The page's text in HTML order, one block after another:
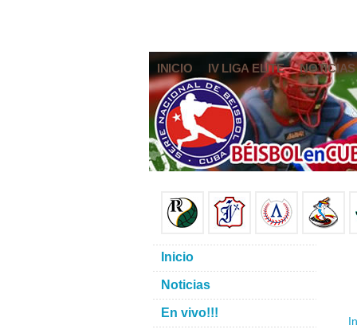
INICIO IV LIGA ELITE NOTICIAS
Inicio
Noticias
En vivo!!!